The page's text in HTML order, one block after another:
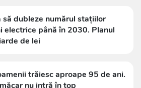
să dubleze numărul stațiilor
electrice până în 2030. Planul
de lei
trăiesc aproape 95 de ani.
nu intră în top